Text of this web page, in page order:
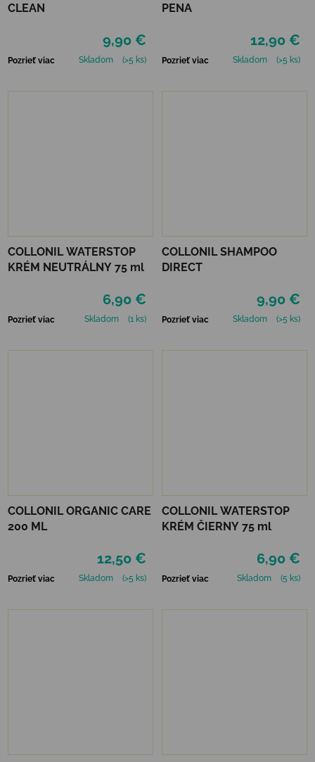
CLEAN
9,90 €
Pozrieť viac Skladom (>5 ks)
PENA
12,90 €
Pozrieť viac Skladom (>5 ks)
COLLONIL WATERSTOP
KRÉM NEUTRÁLNY 75 ml
6,90 €
Pozrieť viac Skladom (1 ks)
COLLONIL SHAMPOO
DIRECT
9,90 €
Pozrieť viac Skladom (>5 ks)
COLLONIL ORGANIC CARE
200 ML
12,50 €
Pozrieť viac Skladom (>5 ks)
COLLONIL WATERSTOP
KRÉM ČIERNY 75 ml
6,90 €
Pozrieť viac Skladom (5 ks)